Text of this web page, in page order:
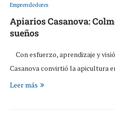
Emprendedores
Apiarios Casanova:
sueños
Con esfuerzo, aprendizaje y
Casanova convirtió la apicultura
Leer más